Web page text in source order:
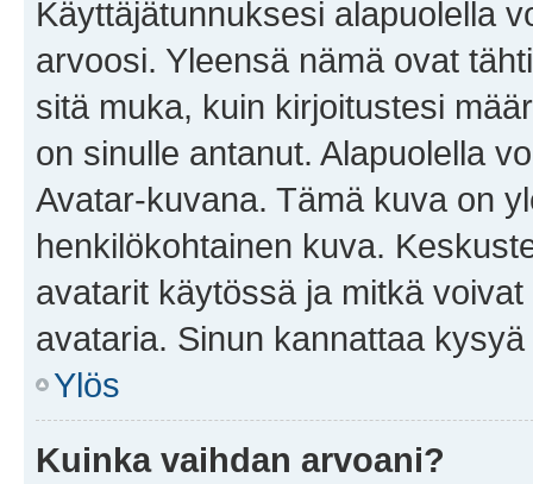
Käyttäjätunnuksesi alapuolella
arvoosi. Yleensä nämä ovat
sitä muka, kuin kirjoitustesi
on sinulle antanut. Alapuolella
Avatar-kuvana. Tämä kuva on
henkilökohtainen kuva.
avatarit käytössä ja mitkä
avataria. Sinun kannattaa
Ylös
Kuinka vaihdan arvoani?